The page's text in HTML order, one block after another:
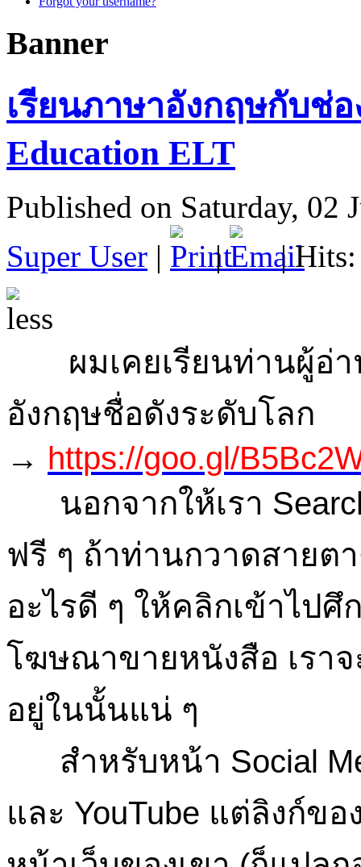
Banner
เรียนภาษาอังกฤษกับช่อ
Education ELT
Published on Saturday, 02
Super User | | | Hits:
ผมเคยเรียนท่านผู้อ่า
อังกฤษชื่อดังระดับโลก
→ https://goo.gl/
นอกจากให้เรา
ฟรี ๆ ถ้าท่านกวาดสายต
อะไรดี ๆ ให้คลิกเข้าไป
โฆษณาขายหนังสือ เรา
อยู่ในนั้นแน่ ๆ
สำหรับหน้า Social
และ YouTube แต่ลิงก์ข